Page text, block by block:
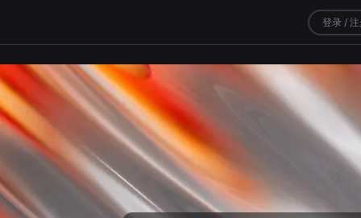
登录 /